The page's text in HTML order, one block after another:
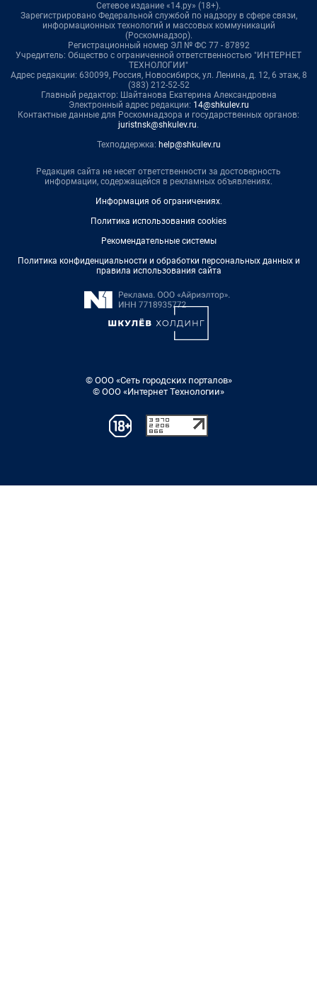
Сетевое издание «14.ру» (18+).
Зарегистрировано Федеральной службой по надзору в сфере связи,
информационных технологий и массовых коммуникаций
(Роскомнадзор).
Регистрационный номер ЭЛ № ФС 77 - 87892
Учредитель: Общество с ограниченной ответственностью "ИНТЕРНЕТ
ТЕХНОЛОГИИ"
Адрес редакции: 630099, Россия, Новосибирск, ул. Ленина, д. 12, 6 этаж, 8
(383) 212-52-52
Главный редактор: Шайтанова Екатерина Александровна
Электронный адрес редакции: 14@shkulev.ru
Контактные данные для Роскомнадзора и государственных органов:
juristnsk@shkulev.ru.
Техподдержка: help@shkulev.ru
Редакция сайта не несет ответственности за достоверность
информации, содержащейся в рекламных объявлениях.
Информация об ограничениях.
Политика использования cookies
Рекомендательные системы
Политика конфиденциальности и обработки персональных данных и
правила использования сайта
© ООО «Сеть городских порталов»
© ООО «Интернет Технологии»